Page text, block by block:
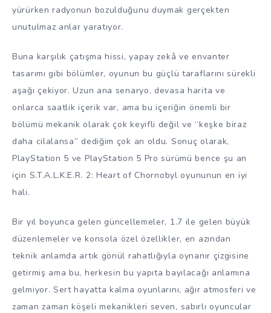
yürürken radyonun bozulduğunu duymak gerçekten
unutulmaz anlar yaratıyor.
Buna karşılık çatışma hissi, yapay zekâ ve envanter
tasarımı gibi bölümler, oyunun bu güçlü taraflarını sürekli
aşağı çekiyor. Uzun ana senaryo, devasa harita ve
onlarca saatlik içerik var, ama bu içeriğin önemli bir
bölümü mekanik olarak çok keyifli değil ve “keşke biraz
daha cilalansa” dediğim çok an oldu. Sonuç olarak,
PlayStation 5 ve PlayStation 5 Pro sürümü bence şu an
için S.T.A.L.K.E.R. 2: Heart of Chornobyl oyununun en iyi
hali.
Bir yıl boyunca gelen güncellemeler, 1.7 ile gelen büyük
düzenlemeler ve konsola özel özellikler, en azından
teknik anlamda artık gönül rahatlığıyla oynanır çizgisine
getirmiş ama bu, herkesin bu yapıta bayılacağı anlamına
gelmiyor. Sert hayatta kalma oyunlarını, ağır atmosferi ve
zaman zaman köşeli mekanikleri seven, sabırlı oyuncular